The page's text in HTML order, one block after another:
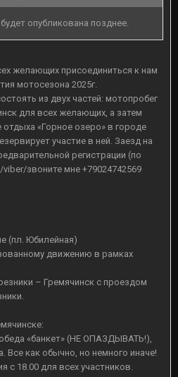
опубликована позднее.
желающих присоединиться к нам
мотосезона 2025г.
из двух частей: мотопробег
для всех желающих, а затем
отдыха «Горное озеро» в городе
участие в ней. Заезд на
регистрации (по
звоните мне +79024742569
(пл. Юбилейная)
движению в рамках
– Гремячинск с проездом
«банкет» (НЕ ОПАЗДЫВАТЬ!),
Все как обычно, но немного иначе!
с 18.00 для всех участников.